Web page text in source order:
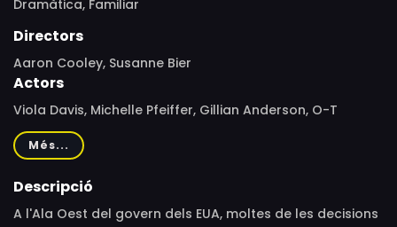
Dramàtica, Familiar
Directors
Aaron Cooley, Susanne Bier
Actors
Viola Davis, Michelle Pfeiffer, Gillian Anderson, O-T
Fagbenle, Dakota Fanning, Lily Rabe, Regina Taylor, Kiefer
Sutherland, Aaron Eckhart
Més...
Descripció
A l'Ala Oest del govern dels EUA, moltes de les decisions